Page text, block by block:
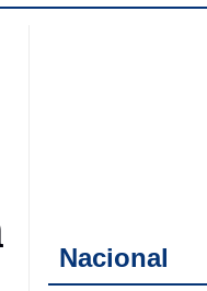
Nacional